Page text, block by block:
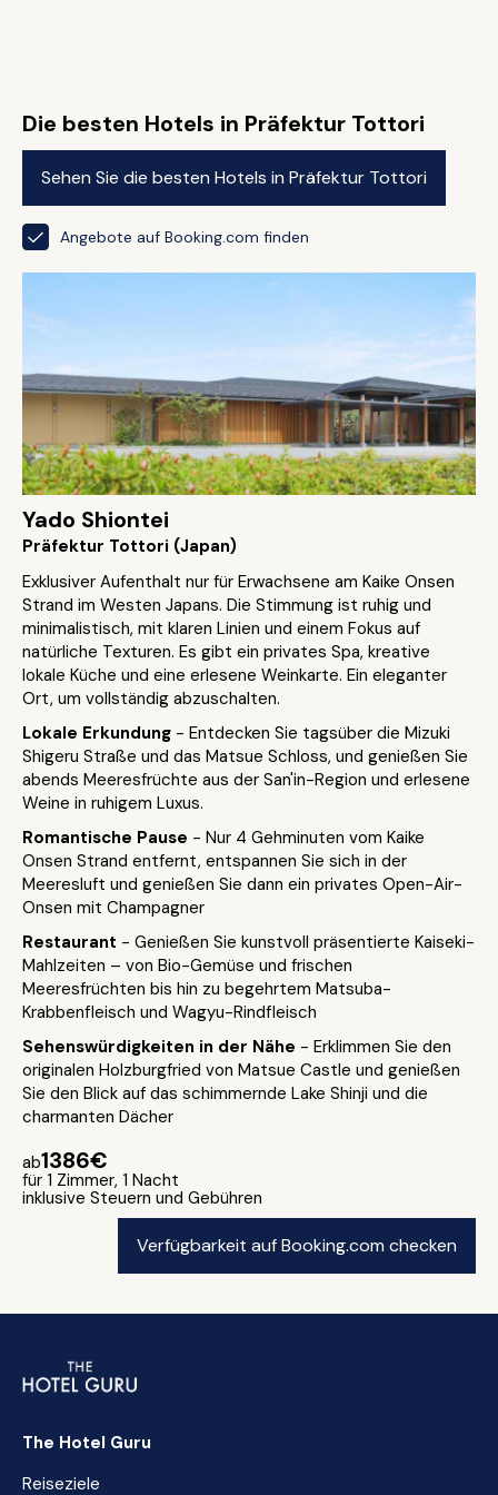
Die besten Hotels in Präfektur Tottori
Sehen Sie die besten Hotels in Präfektur Tottori
Angebote auf Booking.com finden
Yado Shiontei
Präfektur Tottori (Japan)
Exklusiver Aufenthalt nur für Erwachsene am Kaike Onsen
Strand im Westen Japans. Die Stimmung ist ruhig und
minimalistisch, mit klaren Linien und einem Fokus auf
natürliche Texturen. Es gibt ein privates Spa, kreative
lokale Küche und eine erlesene Weinkarte. Ein eleganter
Ort, um vollständig abzuschalten.
Lokale Erkundung - Entdecken Sie tagsüber die Mizuki
Shigeru Straße und das Matsue Schloss, und genießen Sie
abends Meeresfrüchte aus der San'in-Region und erlesene
Weine in ruhigem Luxus.
Romantische Pause - Nur 4 Gehminuten vom Kaike
Onsen Strand entfernt, entspannen Sie sich in der
Meeresluft und genießen Sie dann ein privates Open-Air-
Onsen mit Champagner
Restaurant - Genießen Sie kunstvoll präsentierte Kaiseki-
Mahlzeiten – von Bio-Gemüse und frischen
Meeresfrüchten bis hin zu begehrtem Matsuba-
Krabbenfleisch und Wagyu-Rindfleisch
Sehenswürdigkeiten in der Nähe - Erklimmen Sie den
originalen Holzburgfried von Matsue Castle und genießen
Sie den Blick auf das schimmernde Lake Shinji und die
charmanten Dächer
ab1386€
für 1 Zimmer, 1 Nacht
inklusive Steuern und Gebühren
Verfügbarkeit auf Booking.com checken
The Hotel Guru
Reiseziele